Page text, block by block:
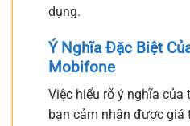
dụng.
Ý Nghĩa Đặc Biệt
Mobifone
Việc hiểu rõ ý nghĩa của
bạn cảm nhận được